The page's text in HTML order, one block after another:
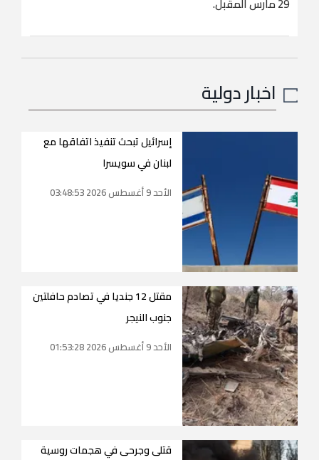
اخبار دولية
إسرائيل تبحث تنفيذ اتفاقها مع
لبنان في سويسرا
الأحد 9 أغسطس 2026 03:48:53
مقتل 12 جنديا في تصادم حافلتين
جنوب النيجر
الأحد 9 أغسطس 2026 01:53:28
قتلى وجرحى في هجمات روسية